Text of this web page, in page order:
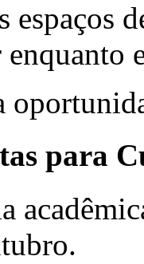
espaços
para